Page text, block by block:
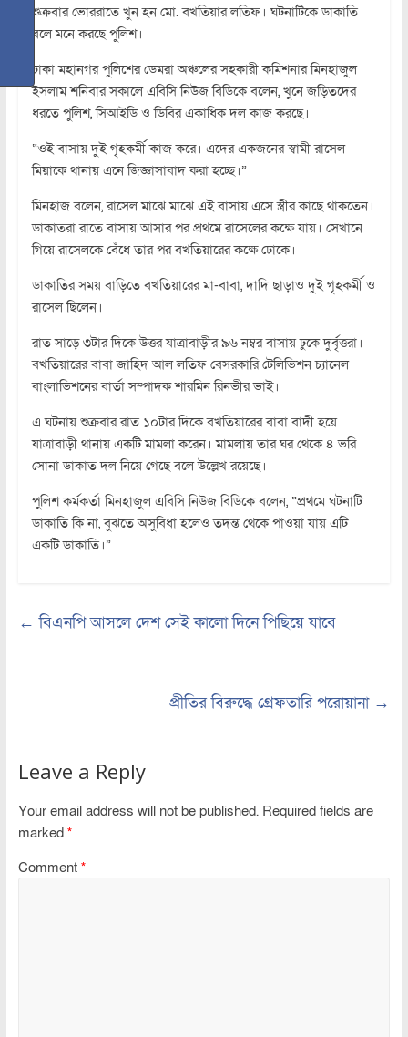
শুক্রবার ভোররাতে খুন হন মো. বখতিয়ার লতিফ। ঘটনাটিকে ডাকাতি
বলে মনে করছে পুলিশ।
ঢাকা মহানগর পুলিশের ডেমরা অঞ্চলের সহকারী কমিশনার মিনহাজুল
ইসলাম শনিবার সকালে এবিসি নিউজ বিডিকে বলেন, খুনে জড়িতদের
ধরতে পুলিশ, সিআইডি ও ডিবির একাধিক দল কাজ করছে।
“ওই বাসায় দুই গৃহকর্মী কাজ করে। এদের একজনের স্বামী রাসেল
মিয়াকে থানায় এনে জিজ্ঞাসাবাদ করা হচ্ছে।”
মিনহাজ বলেন, রাসেল মাঝে মাঝে এই বাসায় এসে স্ত্রীর কাছে থাকতেন।
ডাকাতরা রাতে বাসায় আসার পর প্রথমে রাসেলের কক্ষে যায়। সেখানে
গিয়ে রাসেলকে বেঁধে তার পর বখতিয়ারের কক্ষে ঢোকে।
ডাকাতির সময় বাড়িতে বখতিয়ারের মা-বাবা, দাদি ছাড়াও দুই গৃহকর্মী ও
রাসেল ছিলেন।
রাত সাড়ে ৩টার দিকে উত্তর যাত্রাবাড়ীর ৯৬ নম্বর বাসায় ঢুকে দুর্বৃত্তরা।
বখতিয়ারের বাবা জাহিদ আল লতিফ বেসরকারি টেলিভিশন চ্যানেল
বাংলাভিশনের বার্তা সম্পাদক শারমিন রিনভীর ভাই।
এ ঘটনায় শুক্রবার রাত ১০টার দিকে বখতিয়ারের বাবা বাদী হয়ে
যাত্রাবাড়ী থানায় একটি মামলা করেন। মামলায় তার ঘর থেকে ৪ ভরি
সোনা ডাকাত দল নিয়ে গেছে বলে উল্লেখ রয়েছে।
পুলিশ কর্মকর্তা মিনহাজুল এবিসি নিউজ বিডিকে বলেন, “প্রথমে ঘটনাটি
ডাকাতি কি না, বুঝতে অসুবিধা হলেও তদন্ত থেকে পাওয়া যায় এটি
একটি ডাকাতি।”
← বিএনপি আসলে দেশ সেই কালো দিনে পিছিয়ে যাবে
প্রীতির বিরুদ্ধে গ্রেফতারি পরোয়ানা →
Leave a Reply
Your email address will not be published. Required fields are
marked *
Comment *